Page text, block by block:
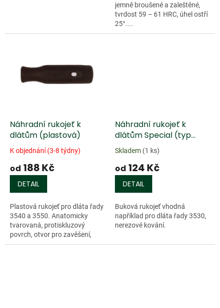
jemně broušené a zaleštěné,
tvrdost 59 – 61 HRC, úhel ostří
25°....
Náhradní rukojeť k
dlátům (plastová)
K objednání (3-8 týdny)
od 188 Kč
DETAIL
Plastová rukojeť pro dláta řady
3540 a 3550. Anatomicky
tvarovaná, protiskluzový
povrch, otvor pro zavěšení,
černá barva,...
Náhradní rukojeť k
dlátům Special (typ
3530) - buková
Skladem (1 ks)
od 124 Kč
DETAIL
Buková rukojeť vhodná
například pro dláta řady 3530,
nerezové kování.